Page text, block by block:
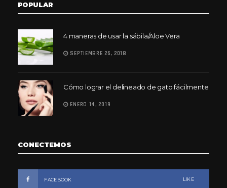
POPULAR
4 maneras de usar la sábila/Aloe Vera
SEPTIEMBRE 26, 2018
Cómo lograr el delineado de gato fácilmente
ENERO 14, 2019
CONECTEMOS
FACEBOOK LIKE